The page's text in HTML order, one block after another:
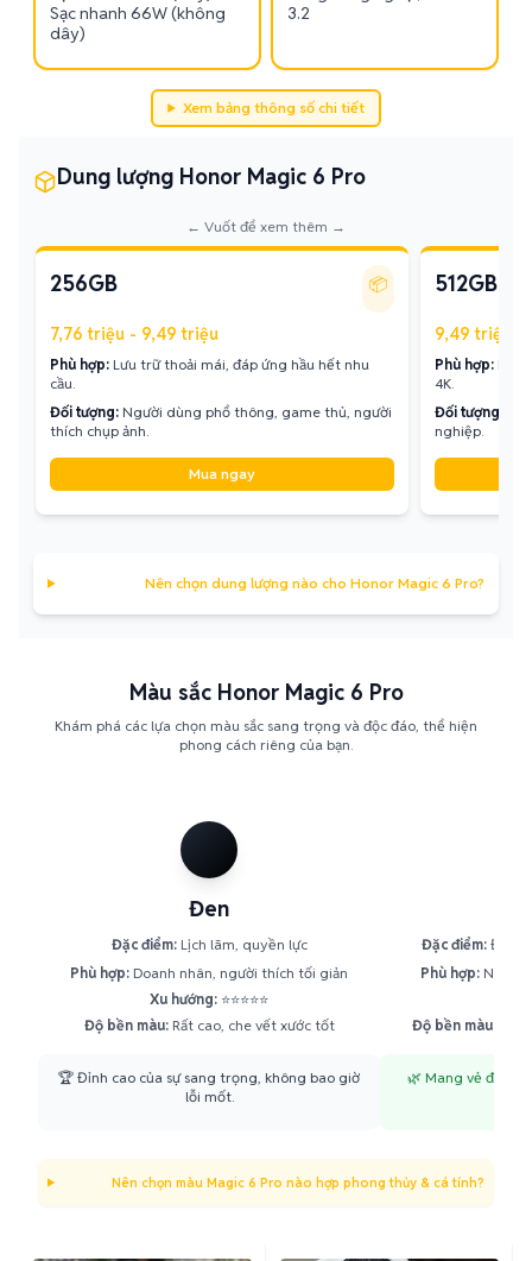
Sạc nhanh 66W (không
dây)
3.2
Xem bảng thông số chi tiết
Dung lượng Honor Magic 6 Pro
← Vuốt để xem thêm →
256GB 📦
7,76 triệu - 9,49 triệu
Phù hợp: Lưu trữ thoải mái, đáp ứng hầu hết nhu
cầu.
Đối tượng: Người dùng phổ thông, game thủ, người
thích chụp ảnh.
Mua ngay
512GB
9,49 triệu -
Phù hợp:
4K.
Đối tượng:
nghiệp.
Nên chọn dung lượng nào cho Honor Magic 6 Pro?
Màu sắc Honor Magic 6 Pro
Khám phá các lựa chọn màu sắc sang trọng và độc đáo, thể hiện
phong cách riêng của bạn.
Đen
Đặc điểm:Lịch lãm, quyền lực
Phù hợp: Doanh nhân, người thích tối giản
Xu hướng: ⭐⭐⭐⭐⭐
Độ bền màu:Rất cao, che vết xước tốt
🏆 Đỉnh cao của sự sang trọng, không bao giờ
lỗi mốt.
Đặc điểm: Độc
Phù hợp:Người
Độ bền màu:
🌿 Mang vẻ đẹp
Nên chọn màu Magic 6 Pro nào hợp phong thủy & cá tính?